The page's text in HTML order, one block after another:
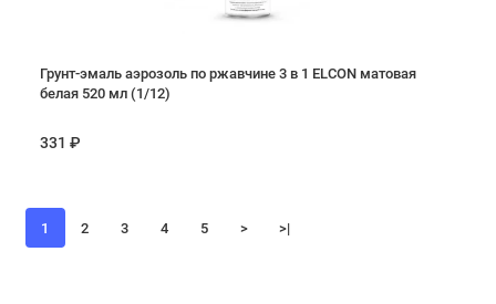
Грунт-эмаль аэрозоль по ржавчине 3 в 1 ELCON матовая
белая 520 мл (1/12)
331 ₽
1 2 3 4 5 > >|